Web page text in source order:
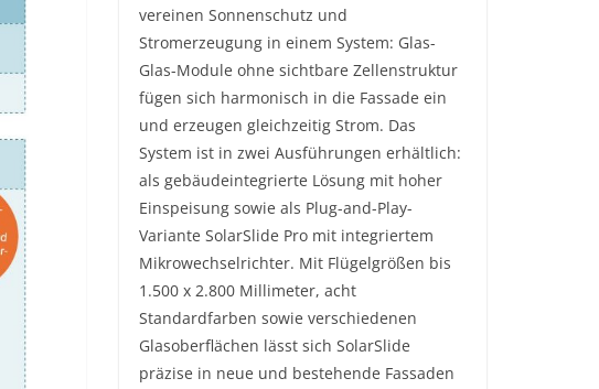
vereinen Sonnenschutz und
Stromerzeugung in einem System: Glas-
Glas-Module ohne sichtbare Zellenstruktur
fügen sich harmonisch in die Fassade ein
und erzeugen gleichzeitig Strom. Das
System ist in zwei Ausführungen erhältlich:
als gebäudeintegrierte Lösung mit hoher
Einspeisung sowie als Plug-and-Play-
Variante SolarSlide Pro mit integriertem
Mikrowechselrichter. Mit Flügelgrößen bis
1.500 x 2.800 Millimeter, acht
Standardfarben sowie verschiedenen
Glasoberflächen lässt sich SolarSlide
präzise in neue und bestehende Fassaden